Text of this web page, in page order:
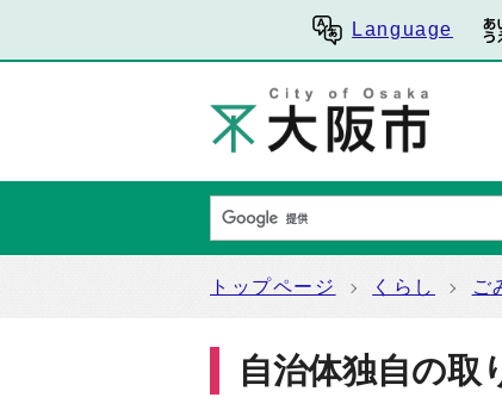
Language
トップページ くらし ご
自治体独自の取